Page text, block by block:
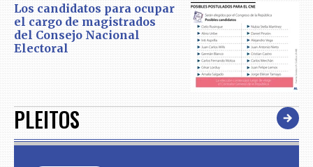
Los candidatos para ocupar
el cargo de magistrados
del Consejo Nacional
Electoral
PLEITOS